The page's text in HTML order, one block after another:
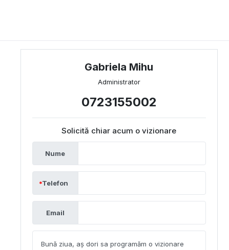
Gabriela Mihu
Administrator
0723155002
Solicită chiar acum o vizionare
Nume
Telefon
Email